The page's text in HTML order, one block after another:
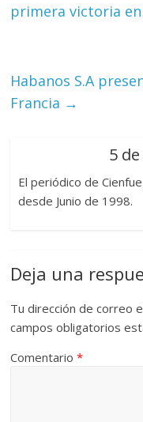
primera victoria en
Habanos S.A
Francia →
5
El periódico de
desde Junio de 1998.
Deja una
Tu dirección de correo
campos obligatorios
Comentario*